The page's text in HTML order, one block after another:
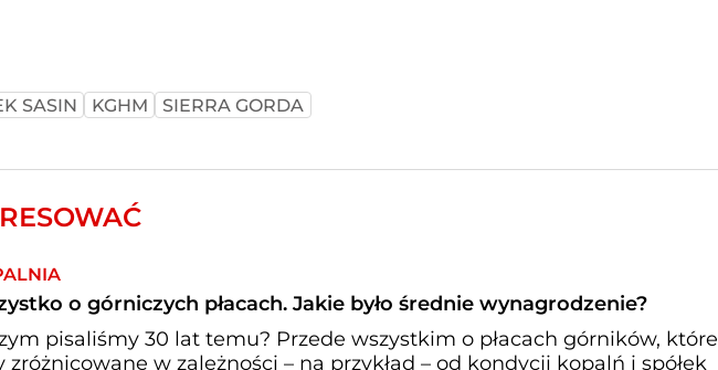
SASIN KGHM SIERRA GORDA
o górniczych płacach. Jakie było średnie wynagrodzenie?
pisaliśmy 30 lat temu? Przede wszystkim o płacach górników, które
zróżnicowane w zależności – na przykład – od kondycji kopalń i spółek